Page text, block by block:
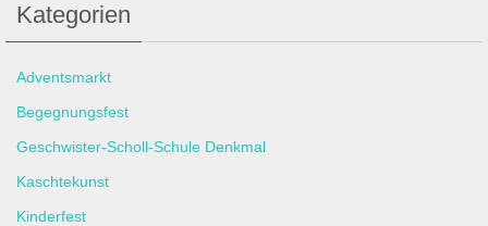
Kategorien
Adventsmarkt
Begegnungsfest
Geschwister-Scholl-Schule Denkmal
Kaschtekunst
Kinderfest